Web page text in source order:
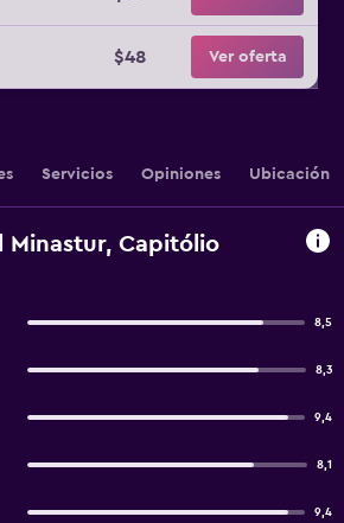
$48 Ver oferta
Servicios Opiniones Ubicación
Minastur, Capitólio
8,5
8,3
9,4
8,1
9,4